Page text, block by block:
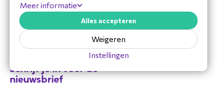
AV-vraag? +31 (0)36 20 20 124
Bel één van onze AV-experts
Support: +31 (0)36 20 20 125
Bel ons technische support team
Maak een afspraak
Met één van onze experts
Schrijf je in voor de
nieuwsbrief
Meer informatie
Instellingen
Weigeren
Alles accepteren